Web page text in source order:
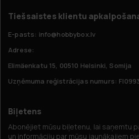
Tiešsaistes klientu
E-pasts: info@hobbybox.lv
Adrese:
Elimäenkatu 15, 00510 Helsinki, Somija
Uzņēmuma reģistrācijas numurs:
Biļetens
Abonējiet mūsu biļetenu, lai saņemtu
un informāciju par mūsu jaunākajiem